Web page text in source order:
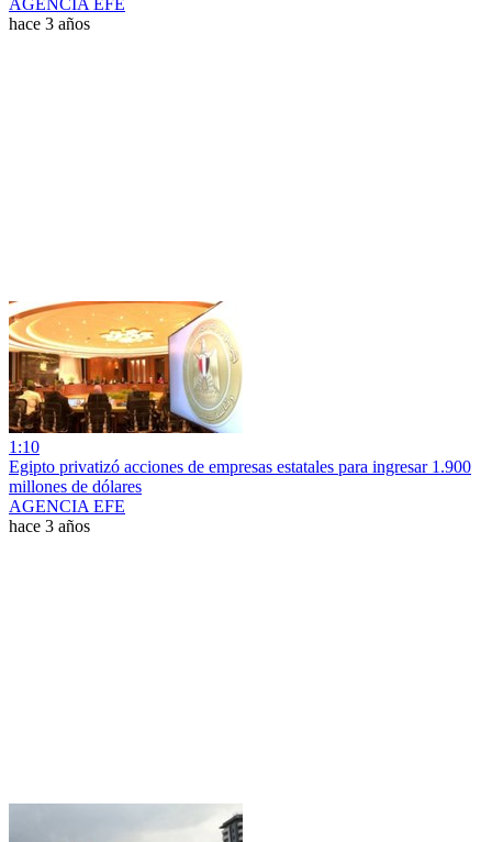
AGENCIA EFE
hace 3 años
1:10
Egipto privatizó acciones de empresas estatales para ingresar 1.900
millones de dólares
AGENCIA EFE
hace 3 años